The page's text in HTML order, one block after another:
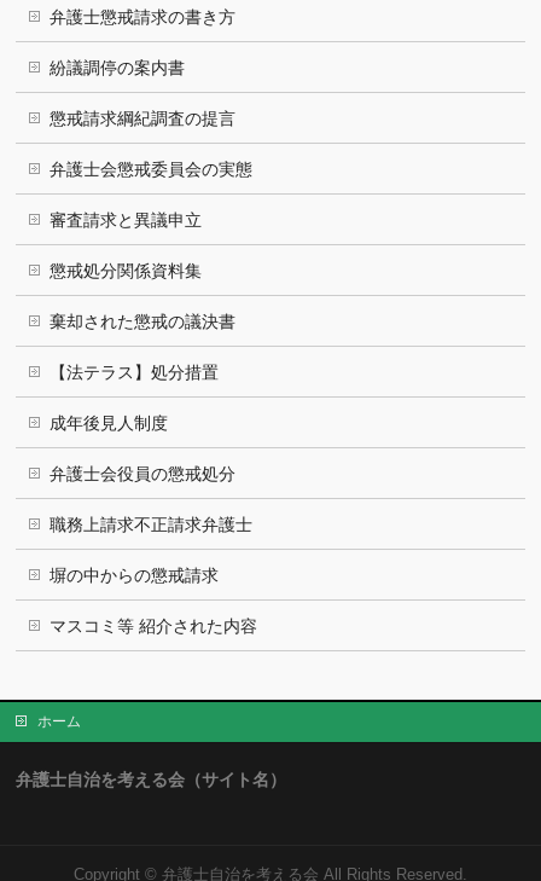
弁護士懲戒請求の書き方
紛議調停の案内書
懲戒請求綱紀調査の提言
弁護士会懲戒委員会の実態
審査請求と異議申立
懲戒処分関係資料集
棄却された懲戒の議決書
【法テラス】処分措置
成年後見人制度
弁護士会役員の懲戒処分
職務上請求不正請求弁護士
塀の中からの懲戒請求
マスコミ等 紹介された内容
ホーム
弁護士自治を考える会（サイト名）
Copyright © 弁護士自治を考える会 All Rights Reserved.